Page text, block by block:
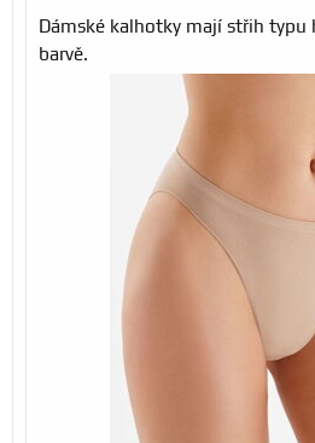
Dámské kalhotky mají střih typu
barvě.